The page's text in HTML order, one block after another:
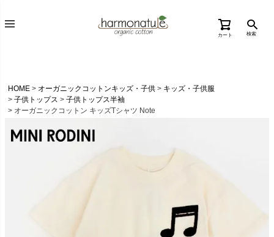
カート 検索
HOME オーガニックコットンキッズ・子供
キッズ・子供服
子供トップス
子供トップス半袖
オーガニックコットン キッズTシャツ Note